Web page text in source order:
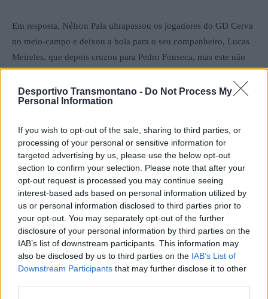
Desportivo Transmontano - Do Not Process My
Personal Information
If you wish to opt-out of the sale, sharing to third parties, or
processing of your personal or sensitive information for
targeted advertising by us, please use the below opt-out
section to confirm your selection. Please note that after your
opt-out request is processed you may continue seeing
interest-based ads based on personal information utilized by
us or personal information disclosed to third parties prior to
your opt-out. You may separately opt-out of the further
disclosure of your personal information by third parties on the
IAB’s list of downstream participants. This information may
also be disclosed by us to third parties on the IAB’s List of
Downstream Participants that may further disclose it to other
Em resposta, Nélson Pala ultrapassou os jogadores do GD Cerva
no meio-campo e deixou a bola para o seu companheiro, Lucas
Meireles, que depois cruzou para Pedro Fonseca, mas este não
conseguiu aproveitar a boa jogada da sua equipa. (63`)
Os últimos minutos do jogo foram muito divididos e a vitória
defesa dos “murcenses”, Flávio Silva, não conseguiu controlar a
bola, e Coelho aproveitou o erro para marcar o golo solitário do
encontro.
Durante os seis minutos de compensação a equipa da casa ainda
tentou igualar o placar, mas sem sucesso.
Na próxima jornada, o Murça SC desloca-se até Chaves e o GD
Cerva recebe o Mondinense.